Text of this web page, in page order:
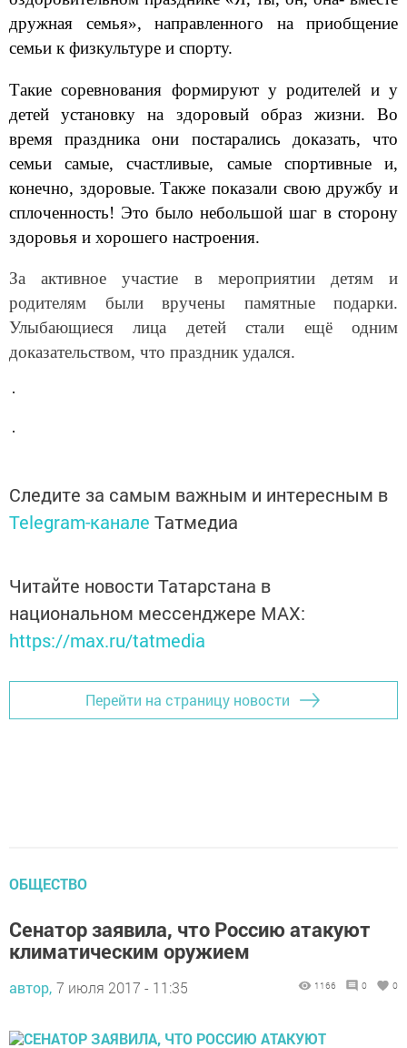
дружная семья», направленного на приобщение
семьи к физкультуре и спорту.
Такие соревнования формируют у родителей и у
детей установку на здоровый образ жизни. Во
время праздника они постарались доказать, что
семьи самые, счастливые, самые спортивные и,
конечно, здоровые. Также показали свою дружбу и
сплоченность! Это было небольшой шаг в сторону
здоровья и хорошего настроения.
За активное участие в мероприятии детям и
родителям были вручены памятные подарки.
Улыбающиеся лица детей стали ещё одним
доказательством, что праздник удался.
Следите за самым важным и интересным в
Telegram-канале Татмедиа
Читайте новости Татарстана в
национальном мессенджере MАХ:
https://max.ru/tatmedia
Перейти на страницу новости
ОБЩЕСТВО
Сенатор заявила, что Россию атакуют
климатическим оружием
автор, 7 июля 2017 - 11:35 1166 0 0